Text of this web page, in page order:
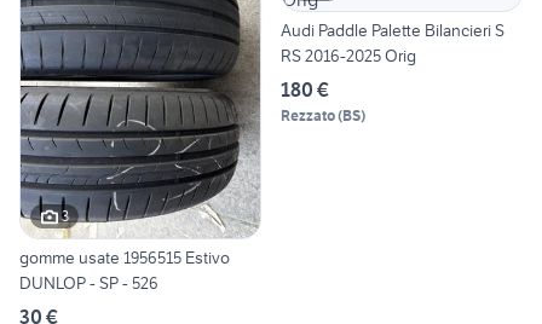
3
gomme usate 1956515 Estivo
DUNLOP - SP - 526
30 €
Audi Paddle Palette Bilancieri S
RS 2016-2025 Orig
180 €
Rezzato(BS)